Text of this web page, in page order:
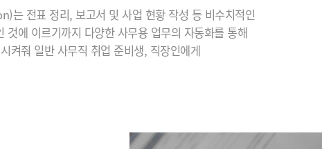
전표 정리, 보고서 및 사업 현황 작성 등 비수치적인
것에 이르기까지 다양한 사무용 업무의 자동화를 통해
켜줘 일반 사무직 취업 준비생, 직장인에게